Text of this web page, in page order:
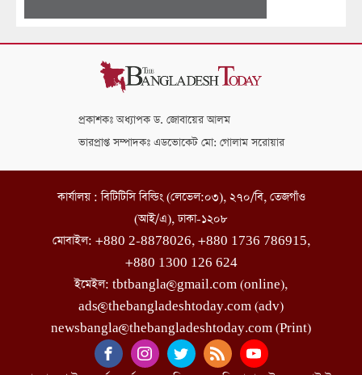
প্রকাশকঃ অধ্যাপক ড. জোবায়ের আলম
ভারপ্রাপ্ত সম্পাদকঃ এডভোকেট মো: গোলাম সরোয়ার
কার্যালয় : বিটিটিসি বিল্ডিং (লেভেল:০৩), ২৭০/বি, তেজগাঁও
(আই/এ), ঢাকা-১২০৮
মোবাইল: +880 2-8878026, +880 1736 786915,
+880 1300 126 624
ইমেইল: tbtbangla@gmail.com (online),
ads@thebangladeshtoday.com (adv)
newsbangla@thebangladeshtoday.com (Print)